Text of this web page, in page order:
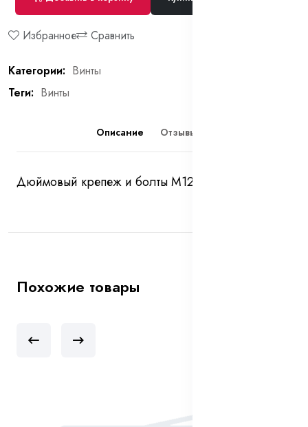
Избранное Сравнить
Категории: Винты
Теги: Винты
Описание Отзывы (0)
Дюймовый крепеж и болты М12*1,5
Похожие товары